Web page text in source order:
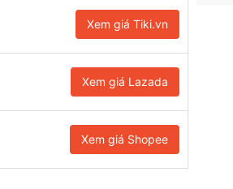
Xem giá Tiki.vn
Xem giá Lazada
Xem giá Shopee